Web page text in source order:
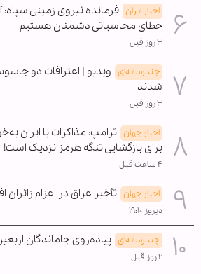
اخبار ایران فرمانده نیروی زمینی سپاه:
خطای محاسباتی دشمنان هستیم
۳ روز قبل
چندرسانه‌ای ویدیو | اعترافات دو
شدند
۳ روز قبل
اخبار جهان ترامپ: مذاکرات با ایران
برای بازگشایی تنگه هرمز نزدیک است!
۴ ساعت قبل
اخبار جهان تأخیر عراق در اعزام زائران
دیروز ۱۹:۱۰
چندرسانه‌ای پیاده‌روی جاماندگان
۲ روز قبل